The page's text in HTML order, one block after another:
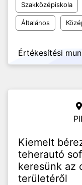
Szakközépiskola
Általános
Értékesítési
Kiemelt
teherautó
keresünk az
területéről